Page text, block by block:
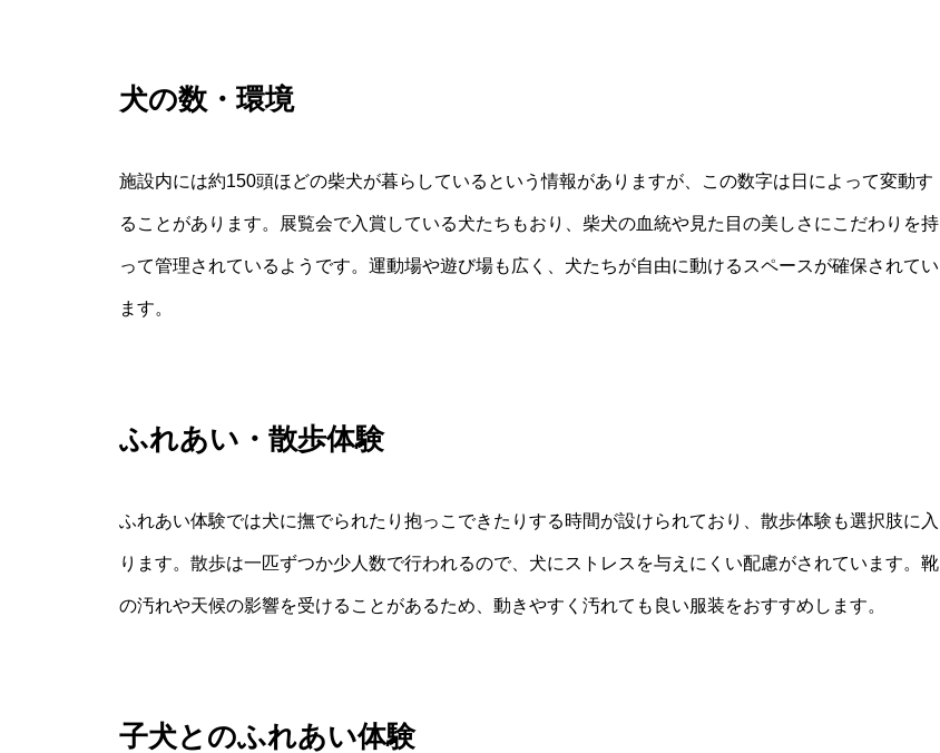
犬の数・環境
施設内には約150頭ほどの柴犬が暮らしているという情報がありますが、この数字は日によって変動す
ることがあります。展覧会で入賞している犬たちもおり、柴犬の血統や見た目の美しさにこだわりを持
って管理されているようです。運動場や遊び場も広く、犬たちが自由に動けるスペースが確保されてい
ます。
ふれあい・散歩体験
ふれあい体験では犬に撫でられたり抱っこできたりする時間が設けられており、散歩体験も選択肢に入
ります。散歩は一匹ずつか少人数で行われるので、犬にストレスを与えにくい配慮がされています。靴
の汚れや天候の影響を受けることがあるため、動きやすく汚れても良い服装をおすすめします。
子犬とのふれあい体験